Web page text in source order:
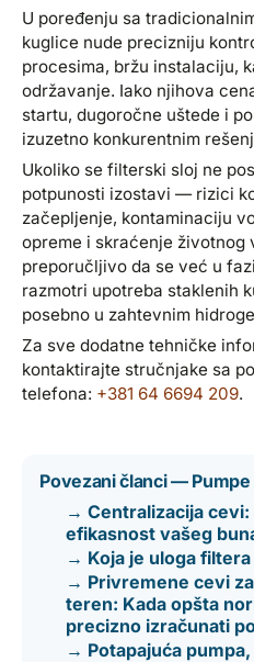
U poređenju sa
kuglice nude precizniju
procesima, bržu instalaciju,
održavanje. Iako njihova
startu, dugoročne uštede i
izuzetno konkurentnim
Ukoliko se filterski sloj ne
potpunosti izostavi — rizici
začepljenje, kontaminaciju
opreme i skraćenje životnog
preporučljivo da se već u
razmotri upotreba staklenih
posebno u zahtevnim
Za sve dodatne tehničke
kontaktirajte stručnjake sa
telefona: +381 64 6694 209.
Povezani članci —
→ Centralizacija
efikasnost vašeg
→ Koja je uloga
→ Privremene cevi
teren: Kada opšta
precizno izračunati
→ Potapajuća